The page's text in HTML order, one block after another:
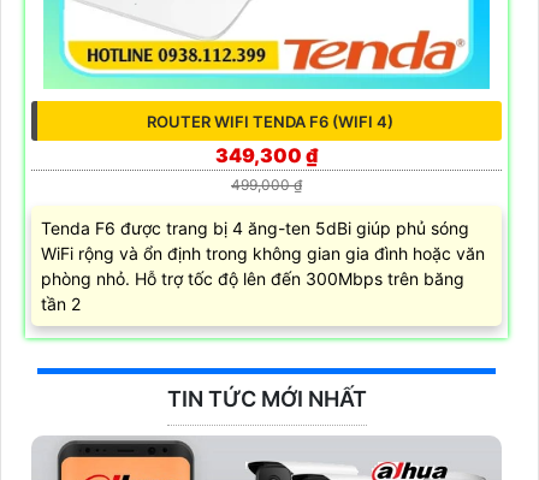
ROUTER WIFI TENDA F6 (WIFI 4)
349,300 ₫
499,000 ₫
Tenda F6 được trang bị 4 ăng-ten 5dBi giúp phủ sóng
WiFi rộng và ổn định trong không gian gia đình hoặc văn
phòng nhỏ. Hỗ trợ tốc độ lên đến 300Mbps trên băng
tần 2
TIN TỨC MỚI NHẤT